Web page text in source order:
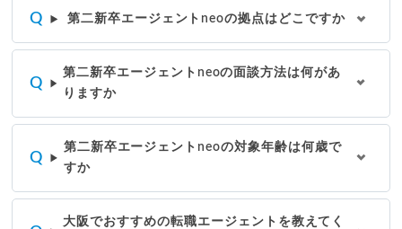
第二新卒エージェントneoの拠点はどこですか
第二新卒エージェントneoの面談方法は何があ
りますか
第二新卒エージェントneoの対象年齢は何歳で
すか
大阪でおすすめの転職エージェントを教えてく